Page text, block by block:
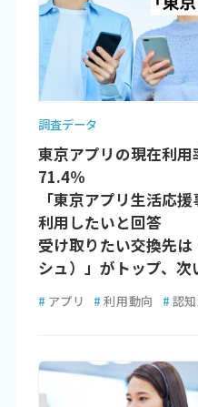
調査データ
東京アプリの現在利
71.4％
「東京アプリ生活応
利用したいと回答
受け取りたい交換先
シュ）」がトップ、次
# アプリ # 利用動向 # 認